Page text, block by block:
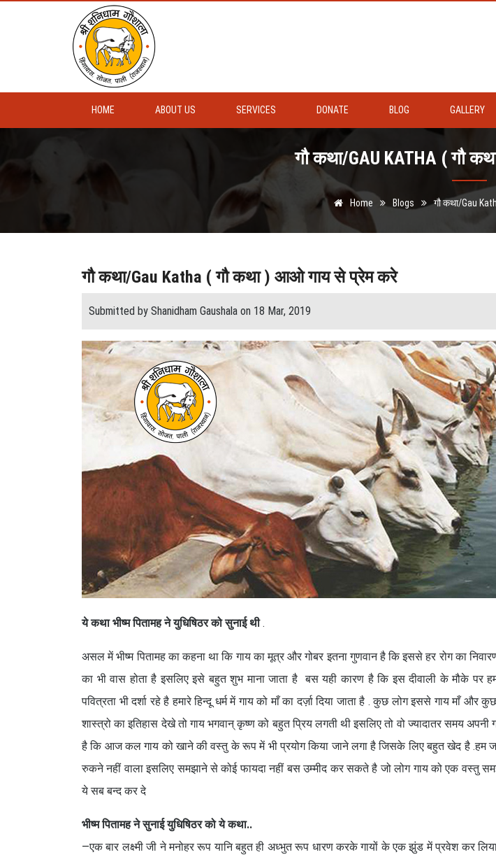
HOME ABOUT US SERVICES DONATE BLOG GALLERY
गौ कथा/GAU KATHA ( गौ
Home Blogs गौ कथा/Gau
गौ कथा/Gau Katha ( गौ कथा ) आओ गाय से प्रेम करे
Submitted by Shanidham Gaushala on 18 Mar, 2019
ये कथा भीष्म पितामह ने युधिषिठर को सुनाई थी.
असल में भीष्म पितामह का कहना था कि गाय का मूत्र और गोबर इतना गुणवान है कि इससे हर रोग का
का भी वास होता है इसलिए इसे बहुत शुभ माना जाता है बस यही कारण है कि इस दीवाली के मौके
पवित्रता भी दर्शा रहे है हमारे हिन्दू धर्म में गाय को माँ का दर्ज़ा दिया जाता है . कुछ लोग इससे गाय माँ
शास्त्रो का इतिहास देखे तो गाय भगवान् कृष्ण को बहुत प्रिय लगती थी इसलिए तो वो ज्यादातर समय
है कि आज कल गाय को खाने की वस्तु के रूप में भी प्रयोग किया जाने लगा है जिसके लिए बहुत खेद है .हम
रुकने नहीं वाला इसलिए समझाने से कोई फायदा नहीं बस उम्मीद कर सकते है जो लोग गाय को एक वस्तु
ये सब बन्द कर दे
भीष्म पितामह ने सुनाई युधिषिठर को ये कथा..
—एक बार लक्ष्मी जी ने मनोहर रूप यानि बहुत ही अध्भुत रूप धारण करके गायों के एक झुंड में प्रवेश कर